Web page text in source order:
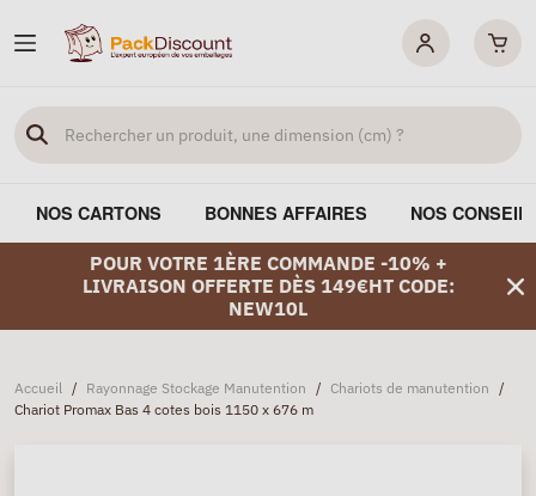
NOS CARTONS BONNES AFFAIRES NOS
POUR VOTRE 1ÈRE COMMANDE -10% +
LIVRAISON OFFERTE DÈS 149€HT CODE:
NEW10L
Accueil / Rayonnage Stockage Manutention / Chariots de manutention /
Chariot Promax Bas 4 cotes bois 1150 x 676 m